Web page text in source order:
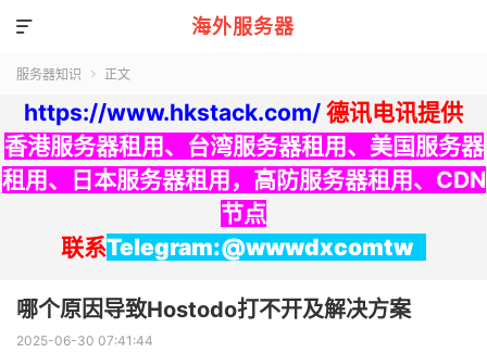
海外服务器

服务器知识  正文
https://www.hkstack.com/ 德讯电讯提供
香港服务器租用、 台湾服务器租用、 美国服务器
租用、 日本服务器租用 ， 高防服务器租用、 CDN
节点
联系Telegram:@wwwdxcomtw
哪个原因导致Hostodo打不开及解决方案
2025-06-30 07:41:44